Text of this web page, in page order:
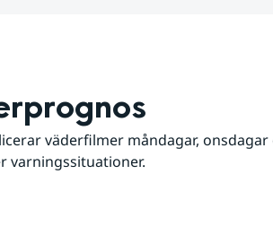
väderfilmer måndagar,
varningssituationer.